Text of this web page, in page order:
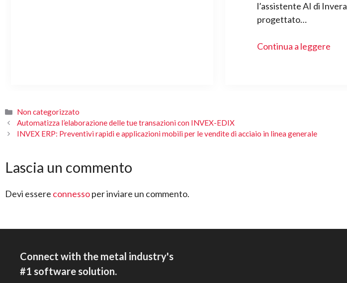
l’assistente AI di Invera
progettato…
Continua a leggere
Categorie
Non categorizzato
Automatizza l’elaborazione delle tue transazioni con INVEX-EDIX
INVEX ERP: Preventivi rapidi e applicazioni mobili per le vendite di acciaio in linea generale
Lascia un commento
Devi essere connessoper inviare un commento.
Connect with the metal industry's
#1 software solution.